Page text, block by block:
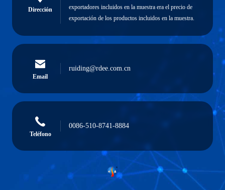
Dirección
exportadores incluidos en la muestra era el precio de
exportación de los productos incluidos en la muestra.
Email
ruiding@rdee.com.cn
Teléfono
0086-510-8741-8884